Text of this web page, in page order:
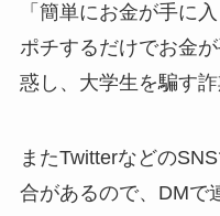
「簡単にお金が手に
ポチするだけでお金
惑し、大学生を騙す詐
またTwitterなどの
合があるので、DMで